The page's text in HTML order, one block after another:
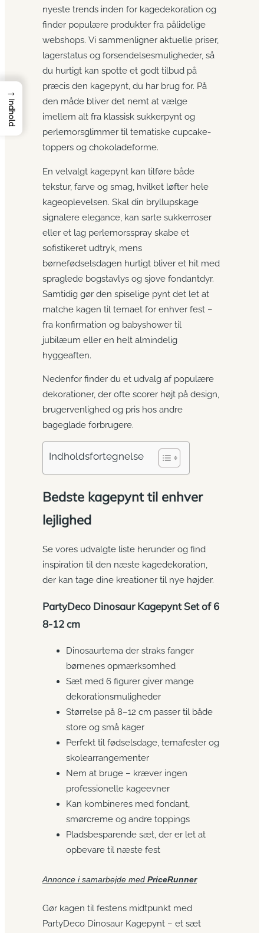
nyeste trends inden for kagedekoration og
finder populære produkter fra pålidelige
webshops. Vi sammenligner aktuelle priser,
lagerstatus og forsendelsesmuligheder, så
du hurtigt kan spotte et godt tilbud på
præcis den kagepynt, du har brug for. På
den måde bliver det nemt at vælge
imellem alt fra klassisk sukkerpynt og
perlemorsglimmer til tematiske cupcake-
toppers og chokoladeforme.
En velvalgt kagepynt kan tilføre både
tekstur, farve og smag, hvilket løfter hele
kageoplevelsen. Skal din bryllupskage
signalere elegance, kan sarte sukkerroser
eller et lag perlemorsspray skabe et
sofistikeret udtryk, mens
børnefødselsdagen hurtigt bliver et hit med
spraglede bogstavlys og sjove fondantdyr.
Samtidig gør den spiselige pynt det let at
matche kagen til temaet for enhver fest –
fra konfirmation og babyshower til
jubilæum eller en helt almindelig
hyggeaften.
Nedenfor finder du et udvalg af populære
dekorationer, der ofte scorer højt på design,
brugervenlighed og pris hos andre
bageglade forbrugere.
Indholdsfortegnelse
Bedste kagepynt til enhver
lejlighed
Se vores udvalgte liste herunder og find
inspiration til den næste kagedekoration,
der kan tage dine kreationer til nye højder.
PartyDeco Dinosaur Kagepynt Set of 6
8-12 cm
Dinosaurtema der straks fanger
børnenes opmærksomhed
Sæt med 6 figurer giver mange
dekorationsmuligheder
Størrelse på 8–12 cm passer til både
store og små kager
Perfekt til fødselsdage, temafester og
skolearrangementer
Nem at bruge – kræver ingen
professionelle kageevner
Kan kombineres med fondant,
smørcreme og andre toppings
Pladsbesparende sæt, der er let at
opbevare til næste fest
Annonce i samarbejde med PriceRunner
Gør kagen til festens midtpunkt med
PartyDeco Dinosaur Kagepynt – et sæt
→
Indhold